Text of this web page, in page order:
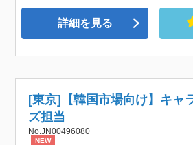
詳細を見る
[東京]【韓国市場向け】キャ
ズ担当
No.JN00496080
NEW